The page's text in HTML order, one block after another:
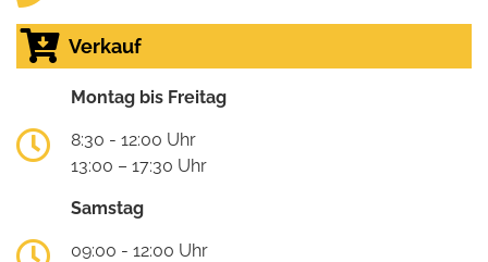
Verkauf
Montag bis Freitag
8:30 - 12:00 Uhr
13:00 – 17:30 Uhr
Samstag
09:00 - 12:00 Uhr